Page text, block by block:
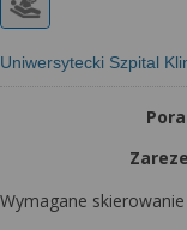
Uniwersytecki Szpital
Wymagane skierowanie